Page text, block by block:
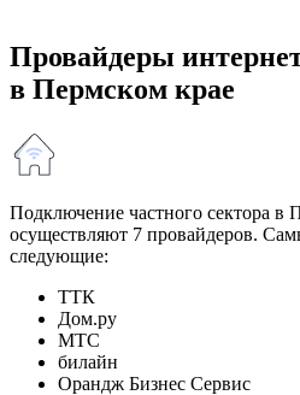
Провайдеры
в Пермском крае
Подключение частного сектора в
осуществляют 7 провайдеров.
следующие:
ТТК
Дом.ру
МТС
билайн
Орандж Бизнес Сервис